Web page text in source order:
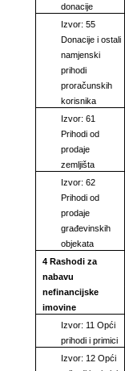
donacije
Izvor: 55
Donacije i ostali
namjenski
prihodi
proračunskih
korisnika
Izvor: 61
Prihodi od
prodaje
zemljišta
Izvor: 62
Prihodi od
prodaje
građevinskih
objekata
4 Rashodi za
nabavu
nefinancijske
imovine
Izvor: 11 Opći
prihodi i primici
Izvor: 12 Opći